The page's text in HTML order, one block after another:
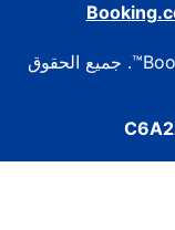
حقوق النشر © 1996–2026 Booking.com™. جميع الحقوق